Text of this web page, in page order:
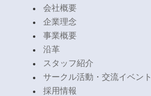
会社概要
企業理念
事業概要
沿革
スタッフ紹介
サークル活動・交流イベント
採用情報